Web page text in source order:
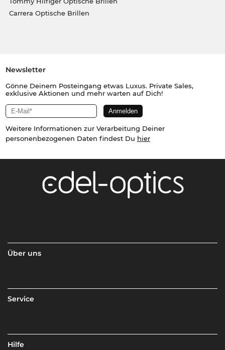
Carrera Optische Brillen
Newsletter
Gönne Deinem Posteingang etwas Luxus. Private Sales,
exklusive Aktionen und mehr warten auf Dich!
Weitere Informationen zur Verarbeitung Deiner
personenbezogenen Daten findest Du hier
Über uns
Service
Hilfe